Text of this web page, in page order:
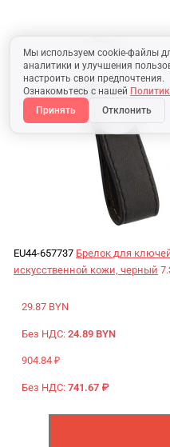
Мы используем cookie-файлы
аналитики и улучшения
настроить свои предпочтения.
Ознакомьтесь с нашей
Принять
Отклонить
EU44-657737 Брелок для
искусственной кожи, черный
29.87 BYN
Без НДС: 24.89 BYN
904.84 ₽
Без НДС: 741.67 ₽